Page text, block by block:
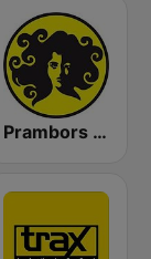
Prambors FM 102.2 Jakarta